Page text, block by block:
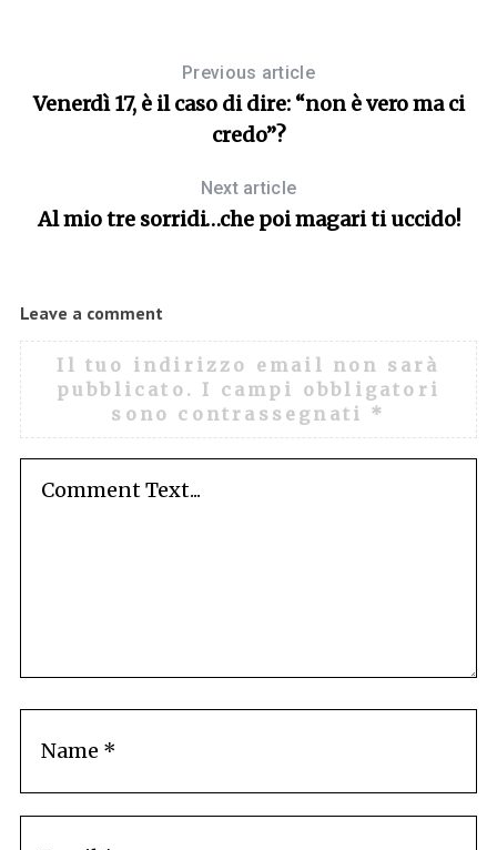
Previous article
Venerdì 17, è il caso di dire: “non è vero ma ci
credo”?
Next article
Al mio tre sorridi…che poi magari ti uccido!
Leave a comment
Il tuo indirizzo email non sarà
pubblicato. I campi obbligatori
sono contrassegnati *